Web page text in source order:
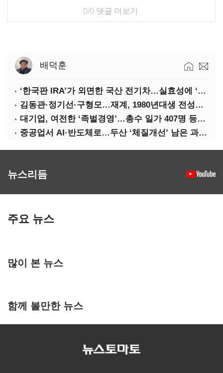
0/0 댓글 더보기
배덕훈
‘한국판 IRA’가 외면한 국산 전기차…실효성에 ‘의문’
김동관·정기선·구형모…재계, 1980년대생 전성시대
대기업, 여전한 ‘족벌경영’…총수 일가 407명 등기임원
중공업서 AI·반도체로…두산 ‘체질개선’ 남은 과제는
뉴스리듬
주요 뉴스
많이 본 뉴스
함께 볼만한 뉴스